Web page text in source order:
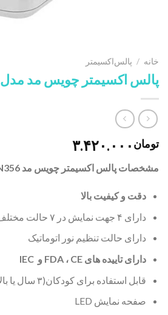
خانه / پالس‌اکسیمتر
پالس اکسیمتر چویس مد مدل CN356
تومان ۳.۴۲۰.۰۰۰
مشخصات پالس اکسیمتر چویس مد CN356:
دقت و کیفیت بالا
دارای ۴ جهت نمایش در ۷ حالت مختلف
دارای حالت تنظیم نور اتوماتیک
دارای تاییده های FDA ، CE و IEC
قابل استفاده برای کودکان(۳ سال یا بالاتر) و بزرگسالان
صفحه نمایش LED